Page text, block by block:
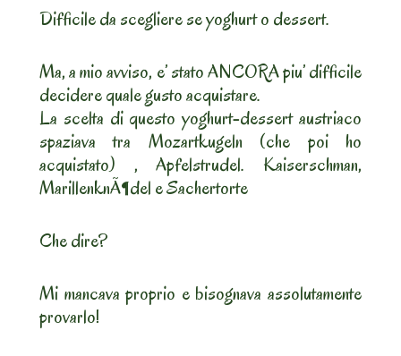
Difficile da scegliere se yoghurt o dessert.
Ma, a mio avviso, e’ stato ANCORA piu’ difficile
decidere quale gusto acquistare.
La scelta di questo yoghurt-dessert austriaco
spaziava tra Mozartkugeln (che poi ho
acquistato) , Apfelstrudel. Kaiserschman,
MarillenknÃ¶del e Sachertorte
Che dire?
Mi mancava proprio e bisognava assolutamente
provarlo!